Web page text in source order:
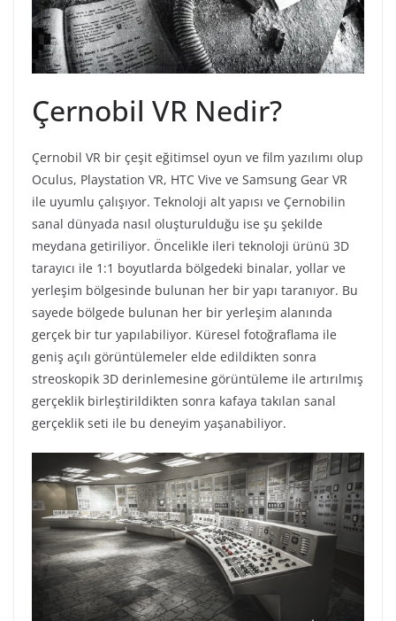
Çernobil VR Nedir?
Çernobil VR bir çeşit eğitimsel oyun ve film yazılımı olup
Oculus, Playstation VR, HTC Vive ve Samsung Gear VR
ile uyumlu çalışıyor. Teknoloji alt yapısı ve Çernobilin
sanal dünyada nasıl oluşturulduğu ise şu şekilde
meydana getiriliyor. Öncelikle ileri teknoloji ürünü 3D
tarayıcı ile 1:1 boyutlarda bölgedeki binalar, yollar ve
yerleşim bölgesinde bulunan her bir yapı taranıyor. Bu
sayede bölgede bulunan her bir yerleşim alanında
gerçek bir tur yapılabiliyor. Küresel fotoğraflama ile
geniş açılı görüntülemeler elde edildikten sonra
streoskopik 3D derinlemesine görüntüleme ile artırılmış
gerçeklik birleştirildikten sonra kafaya takılan sanal
gerçeklik seti ile bu deneyim yaşanabiliyor.